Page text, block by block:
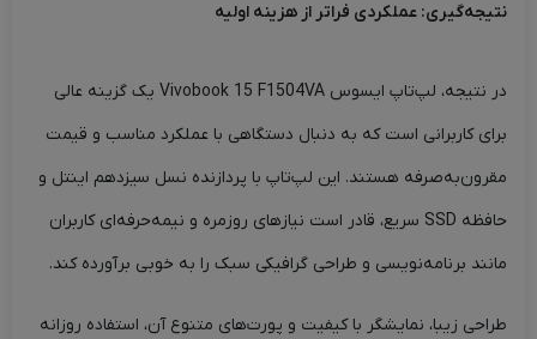
نتیجه‌گیری: عملکردی فراتر از هزینه اولیه
در نتیجه، لپ‌تاپ ایسوس Vivobook 15 F1504VA یک گزینه عالی
برای کاربرانی است که به دنبال دستگاهی با عملکرد مناسب و قیمت
مقرون‌به‌صرفه هستند. این لپ‌تاپ با پردازنده نسل سیزدهم اینتل و
حافظه SSD سریع، قادر است نیازهای روزمره و نیمه‌حرفه‌ای کاربران
مانند برنامه‌نویسی و طراحی گرافیکی سبک را به خوبی برآورده کند.
طراحی زیبا، نمایشگر با کیفیت و پورت‌های متنوع آن، استفاده روزانه